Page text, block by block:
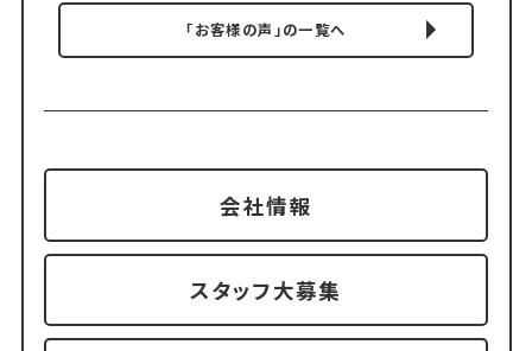
「お客様の声」の一覧へ
会社情報
スタッフ大募集